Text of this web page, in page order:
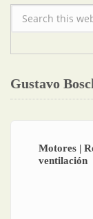
Formulario de
Gustavo
Motores |
ventilación